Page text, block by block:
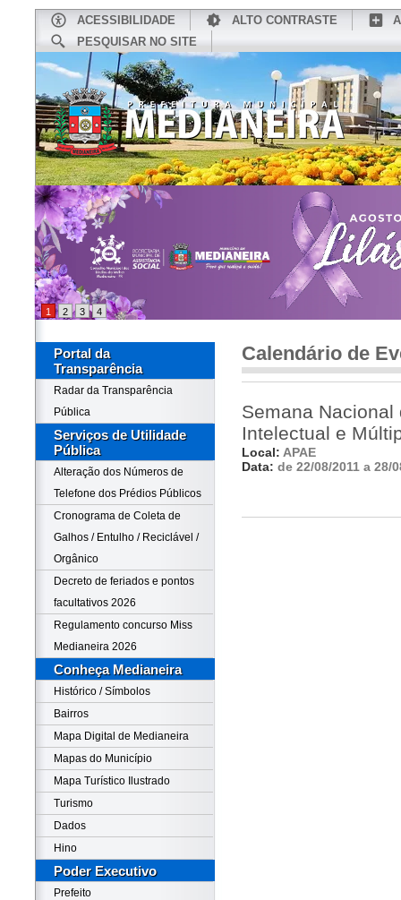
ACESSIBILIDADE ALTO CONTRASTE
PESQUISAR NO SITE
CONHEÇA MEDIANEIRA
1 2 3 4
Portal da
Transparência
Radar da Transparência
Pública
Serviços de Utilidade
Pública
Alteração dos Números de
Telefone dos Prédios Públicos
Cronograma de Coleta de
Galhos / Entulho / Reciclável /
Orgânico
Decreto de feriados e pontos
facultativos 2026
Regulamento concurso Miss
Medianeira 2026
Conheça Medianeira
Histórico / Símbolos
Bairros
Mapa Digital de Medianeira
Mapas do Município
Mapa Turístico Ilustrado
Turismo
Dados
Hino
Poder Executivo
Prefeito
Calendário de
Semana
Intelectual e
Local: APAE
Data: de 22/08/2011 a 28/